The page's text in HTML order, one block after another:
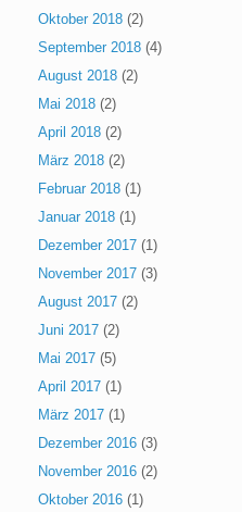
Oktober 2018 (2)
September 2018 (4)
August 2018 (2)
Mai 2018 (2)
April 2018 (2)
März 2018 (2)
Februar 2018 (1)
Januar 2018 (1)
Dezember 2017 (1)
November 2017 (3)
August 2017 (2)
Juni 2017 (2)
Mai 2017 (5)
April 2017 (1)
März 2017 (1)
Dezember 2016 (3)
November 2016 (2)
Oktober 2016 (1)